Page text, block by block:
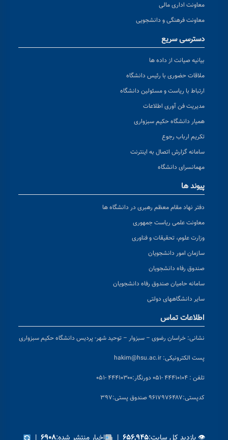
معاونت اداری مالی
معاونت فرهنگی و دانشجویی
دسترسی سریع
بیانیه صیانت از داده ها
ملاقات حضوری با رئیس دانشگاه
ارتباط با ریاست و مسئولین دانشگاه
مدیریت فن آوری اطلاعات
همیار دانشگاه حکیم سبزواری
تکریم ارباب رجوع
سامانه گزارش اتصال به اینترنت
مهمانسرای دانشگاه
پیوند ها
دفتر نهاد مقام معظم رهبری در دانشگاه ها
معاونت علمی ریاست جمهوری
وزارت علوم، تحقیقات و فناوری
سازمان امور دانشجویان
صندوق رفاه دانشجویان
سامانه حامیان صندوق رفاه دانشجویان
سایر دانشگاههای دولتی
اطلاعات تماس
نشانی: خراسان رضوی – سبزوار – توحید شهر- پردیس دانشگاه حکیم سبزواری
پست الکترونیکی: hakim@hsu.ac.ir
تلفن : ۴۴۴۱۰۱۰۴ -۰۵۱ دورنگار:۴۴۴۱۰۳۰۰ -۰۵۱
کدپستی:۹۶۱۷۹۷۶۴۸۷ صندوق پستی:۳۹۷